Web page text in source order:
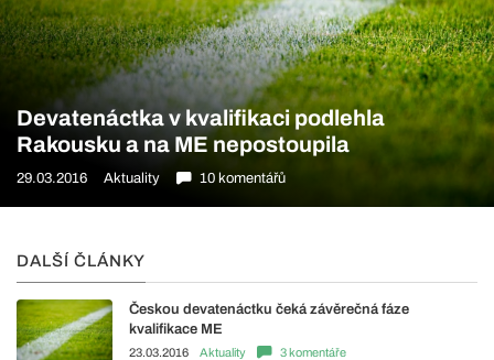
Devatenáctka v kvalifikaci podlehla
Rakousku a na ME nepostoupila
29.03.2016 Aktuality 10 komentářů
DALŠÍ ČLÁNKY
Českou devatenáctku čeká závěrečná fáze
kvalifikace ME
23.03.2016 Aktuality 3 komentáře